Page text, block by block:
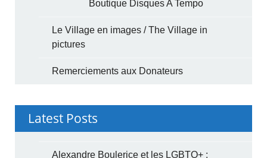
Boutique Disques A Tempo
Le Village en images / The Village in
pictures
Remerciements aux Donateurs
Latest Posts
Alexandre Boulerice et les LGBTQ+ :